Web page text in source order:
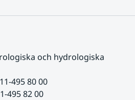
och hydrologiska
495 80 00
495 82 00